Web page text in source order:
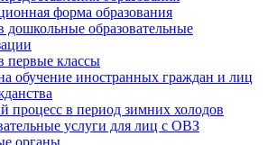
форма образования
дошкольные образовательные
первые классы
обучение иностранных граждан и лиц
процесс в период зимних холодов
услуги для лиц с ОВЗ